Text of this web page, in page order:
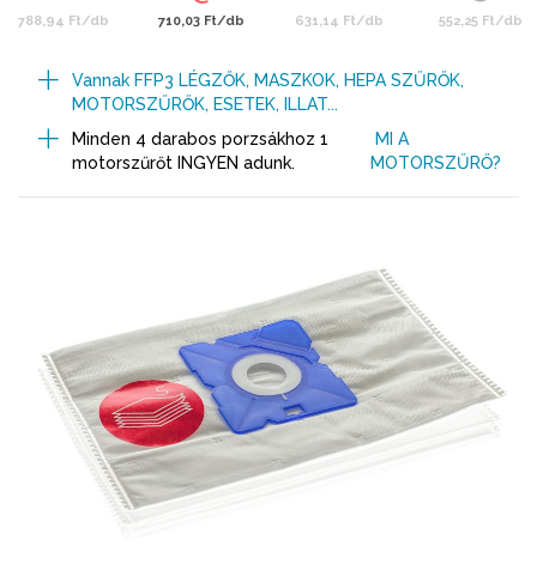
788,94 Ft/db 710,03 Ft/db 631,14 Ft/db 552,25 Ft/db
Vannak FFP3 LÉGZŐK, MASZKOK, HEPA SZŰRŐK,
MOTORSZŰRŐK, ESETEK, ILLAT...
Minden 4 darabos porzsákhoz 1
motorszűrőt INGYEN adunk.
MI A
MOTORSZŰRŐ?